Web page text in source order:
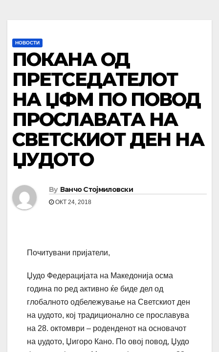
НОВОСТИ
ПОКАНА ОД
ПРЕТСЕДАТЕЛОТ
НА ЏФМ ПО ПОВОД
ПРОСЛАВАТА НА
СВЕТСКИОТ ДЕН НА
ЏУДОТО
By Ванчо Стојмиловски
ОКТ 24, 2018
Почитувани пријатели,
Џудо Федерацијата на Македонија осма
година по ред активно ќе биде дел од
глобалното одбележување на Светскиот ден
на џудото, кој традиционално се прославува
на 28. октомври – роденденот на основачот
на џудото, Џигоро Кано. По овој повод, Џудо